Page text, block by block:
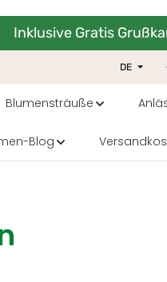
Inklusive Gratis
DE
Blumensträuße
Blog